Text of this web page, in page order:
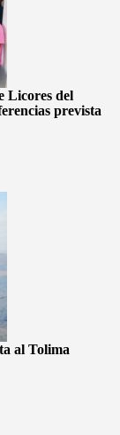
Licores del
prevista
al Tolima